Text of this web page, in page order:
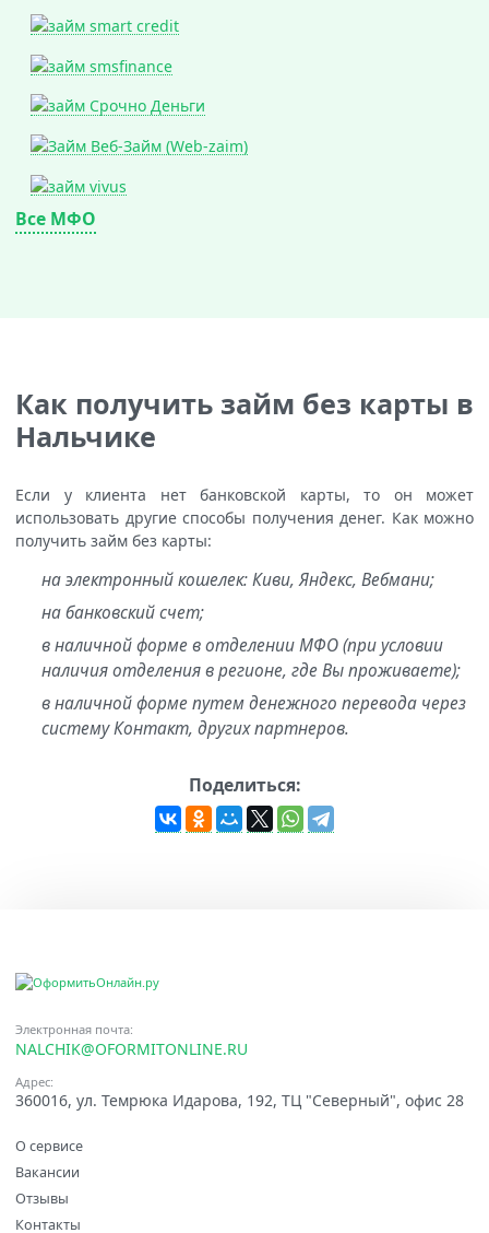
Все МФО
Как получить займ без карты в
Нальчике
Если у клиента нет банковской карты, то он может
использовать другие способы получения денег. Как можно
получить займ без карты:
на электронный кошелек: Киви, Яндекс, Вебмани;
на банковский счет;
в наличной форме в отделении МФО (при условии
наличия отделения в регионе, где Вы проживаете);
в наличной форме путем денежного перевода через
систему Контакт, других партнеров.
Поделиться:
Электронная почта:
NALCHIK@OFORMITONLINE.RU
Адрес:
360016, ул. Темрюка Идарова, 192, ТЦ "Северный", офис 28
О сервисе
Вакансии
Отзывы
Контакты